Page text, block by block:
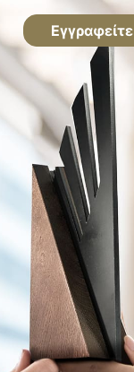
Εγγραφείτε